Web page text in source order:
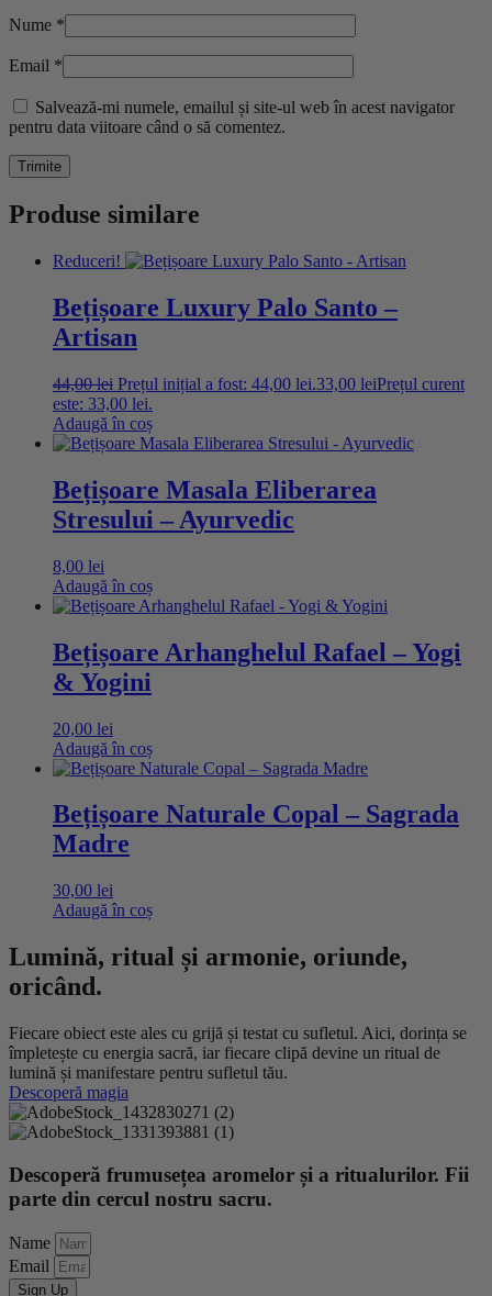
Nume *
Email *
Salvează-mi numele, emailul și site-ul web în acest navigator
pentru data viitoare când o să comentez.
Produse similare
Reduceri!
Bețișoare Luxury Palo Santo –
Artisan
44,00lei Prețul inițial a fost: 44,00 lei.33,00 leiPrețul curent
este: 33,00 lei.
Adaugă în coș
Bețișoare Masala Eliberarea
Stresului – Ayurvedic
8,00 lei
Adaugă în coș
Bețișoare Arhanghelul Rafael – Yogi
& Yogini
20,00 lei
Adaugă în coș
Bețișoare Naturale Copal – Sagrada
Madre
30,00 lei
Adaugă în coș
Lumină, ritual și armonie, oriunde,
oricând.
Fiecare obiect este ales cu grijă și testat cu sufletul. Aici, dorința se
împletește cu energia sacră, iar fiecare clipă devine un ritual de
lumină și manifestare pentru sufletul tău.
Descoperă magia
Descoperă frumusețea aromelor și a ritualurilor. Fii
parte din cercul nostru sacru.
Name
Email
Sign Up